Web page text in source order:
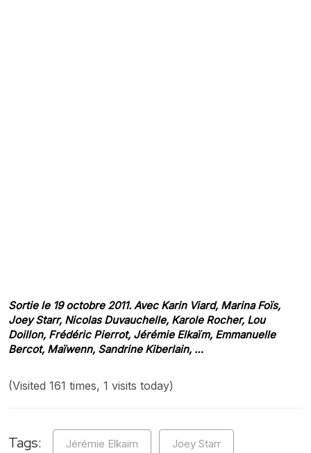
Sortie le 19 octobre 2011. Avec Karin Viard, Marina Foïs,
Joey Starr, Nicolas Duvauchelle, Karole Rocher, Lou
Doillon, Frédéric Pierrot, Jérémie Elkaïm, Emmanuelle
Bercot, Maïwenn, Sandrine Kiberlain, …
(Visited 161 times, 1 visits today)
Tags: Jérémie Elkaim Joey Starr